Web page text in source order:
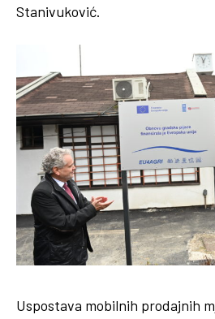
Stanivuković.
Uspostava mobilnih prodajnih